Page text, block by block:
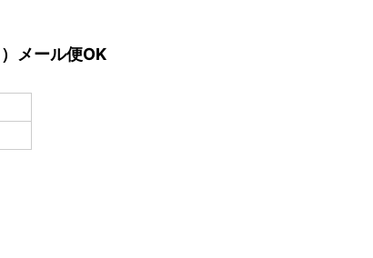
メール便OK